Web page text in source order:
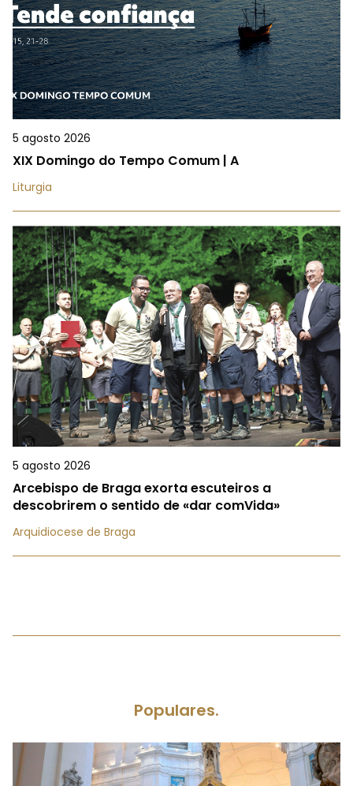
5 agosto 2026
XIX Domingo do Tempo Comum | A
Liturgia
5 agosto 2026
Arcebispo de Braga exorta escuteiros a
descobrirem o sentido de «dar comVida»
Arquidiocese de Braga
Populares.